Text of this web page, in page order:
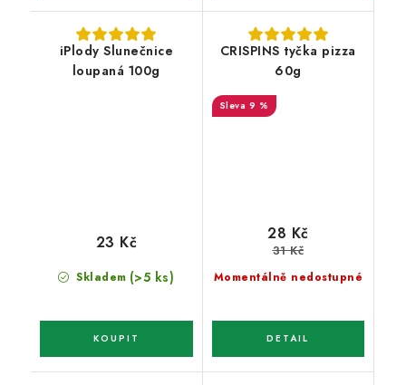
iPlody Slunečnice
loupaná 100g
Skladem (>5 ks)
23 Kč
CRISPINS tyčka pizza
60g
9 %
Momentálně nedostupné
28 Kč
31 Kč